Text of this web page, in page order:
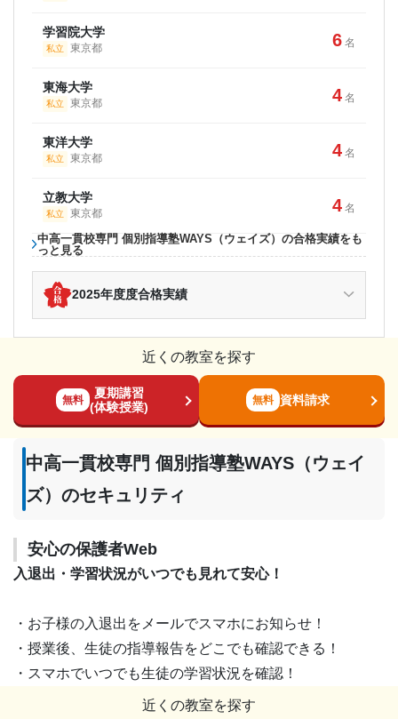
学習院大学
私立 東京都 6 名
東海大学
私立 東京都 4 名
東洋大学
私立 東京都 4 名
立教大学
私立 東京都 4 名
中高一貫校専門 個別指導塾WAYS（ウェイズ）の合格実績をも
っと見る
2025年度度合格実績
近くの教室を探す
無料
夏期講習
(体験授業)
無料 資料請求
中高一貫校専門 個別指導塾WAYS（ウェイ
ズ）のセキュリティ
安心の保護者Web
入退出・学習状況がいつでも見れて安心！
・お子様の入退出をメールでスマホにお知らせ！
・授業後、生徒の指導報告をどこでも確認できる！
・スマホでいつでも生徒の学習状況を確認！
近くの教室を探す